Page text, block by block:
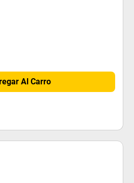
Al Carro